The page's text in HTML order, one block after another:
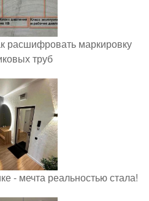
расшифровать маркировку
труб
- мечта реальностью стала!